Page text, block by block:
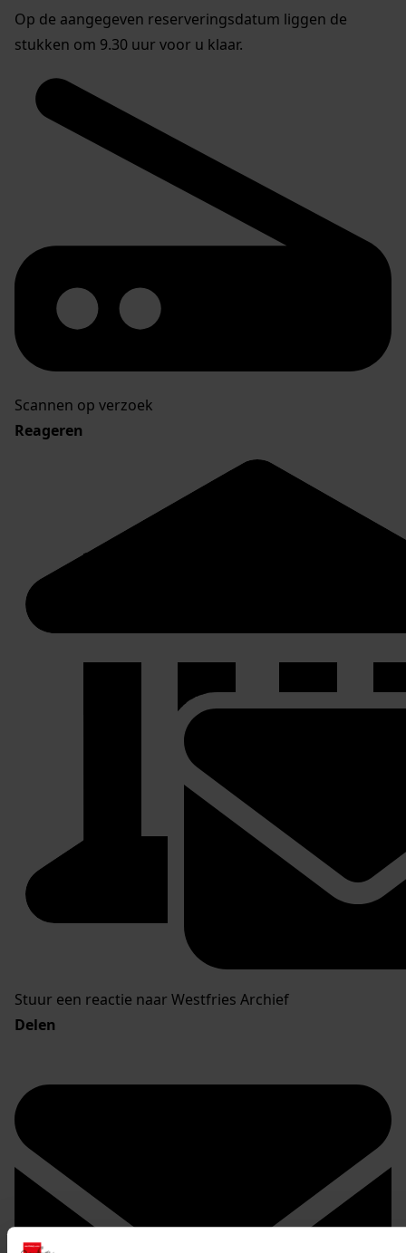
Op de aangegeven reserveringsdatum liggen de
stukken om 9.30 uur voor u klaar.
Scannen op verzoek
Reageren
Stuur een reactie naar Westfries Archief
Delen